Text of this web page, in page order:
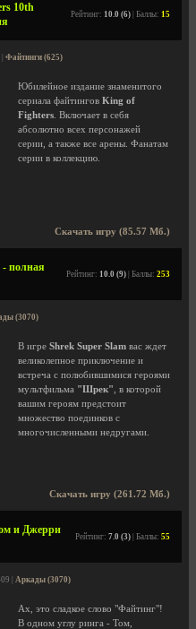
10th
Рейтинг: 10.0 (6) | Баллы: 15
Файтинги (625)
Юбилейное издание знаменитого
сериала файтингов King of
Fighters . Включает в себя
абсолютно всех персонажей
серии, а также все арены. Фанатам
серии в коллекцию.
Скачать игру (85.57 Мб.)
- полная
Рейтинг: 10.0 (9) | Баллы: 253
(3070)
В игре Shrek Super Slam вас ждет
великолепное приключение и
встреча с полюбившимися героями
мультфильма "Шрек" , в которой
вашим героям предстоит
множество поединков с
многочисленными недругами.
Скачать игру (261.72 Мб.)
и Джерри
Рейтинг: 7.0 (3) | Баллы: 55
| Аркады (3070)
Ах, это сладкое слово "Файтинг"!
В одном углу ринга - Том,